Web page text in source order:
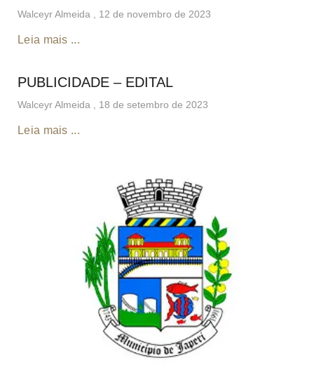
Walceyr Almeida 12 de novembro de 2023
Leia mais ...
PUBLICIDADE – EDITAL
Walceyr Almeida 18 de setembro de 2023
Leia mais ...